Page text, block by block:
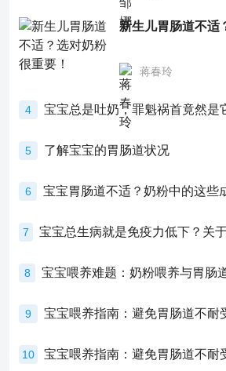
新生儿胃肠道不适
蒋春玲
4 宝宝总是吐奶，罪魁祸首竟然是
5 了解宝宝的胃肠道状况
6
7
8
9 宝宝喂养指南：避免胃肠道不耐
10 宝宝喂养指南：避免胃肠道不耐